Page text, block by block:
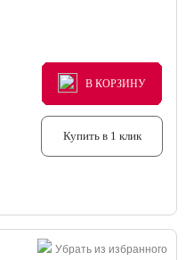
В КОРЗИНУ
В КОРЗИНУ
В КОРЗИНУ
Купить в 1 клик
Убрать из избранного